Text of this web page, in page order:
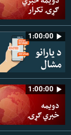
1:00:00
1:00:00